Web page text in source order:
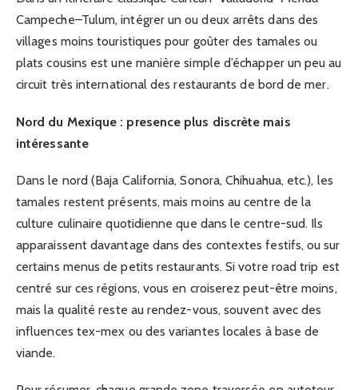
Campeche–Tulum, intégrer un ou deux arrêts dans des
villages moins touristiques pour goûter des tamales ou
plats cousins est une manière simple d’échapper un peu au
circuit très international des restaurants de bord de mer.
Nord du Mexique : presence plus discrète mais
intéressante
Dans le nord (Baja California, Sonora, Chihuahua, etc.), les
tamales restent présents, mais moins au centre de la
culture culinaire quotidienne que dans le centre-sud. Ils
apparaissent davantage dans des contextes festifs, ou sur
certains menus de petits restaurants. Si votre road trip est
centré sur ces régions, vous en croiserez peut-être moins,
mais la qualité reste au rendez-vous, souvent avec des
influences tex-mex ou des variantes locales à base de
viande.